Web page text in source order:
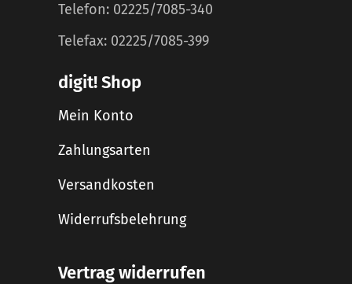
Telefon: 02225/7085-340
Telefax: 02225/7085-399
digit! Shop
Mein Konto
Zahlungsarten
Versandkosten
Widerrufsbelehrung
Vertrag widerrufen